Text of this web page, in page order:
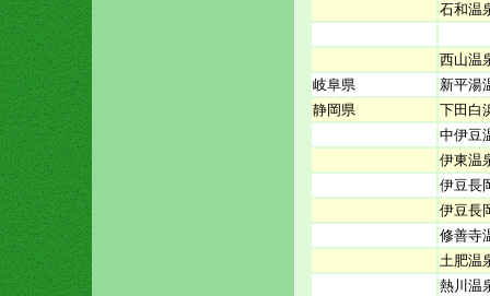
石和温
西山温
岐阜県
新平湯
静岡県
下田白
中伊豆
伊東温
伊豆長
伊豆長
修善寺
土肥温
熱川温